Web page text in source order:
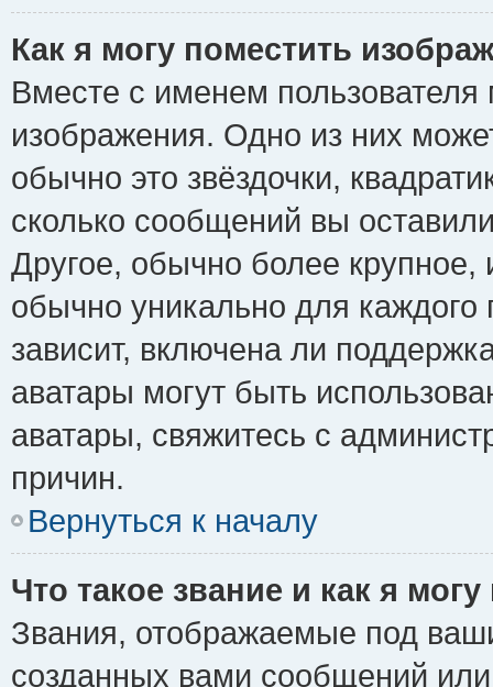
Как я могу поместить
Вместе с именем пользователя
изображения. Одно из них
обычно это звёздочки,
сколько сообщений вы
Другое, обычно более крупное,
обычно уникально для каждого
зависит, включена ли
аватары могут быть
аватары, свяжитесь с
причин.
Вернуться к началу
Что такое звание и как я
Звания, отображаемые под
созданных вами сообщений